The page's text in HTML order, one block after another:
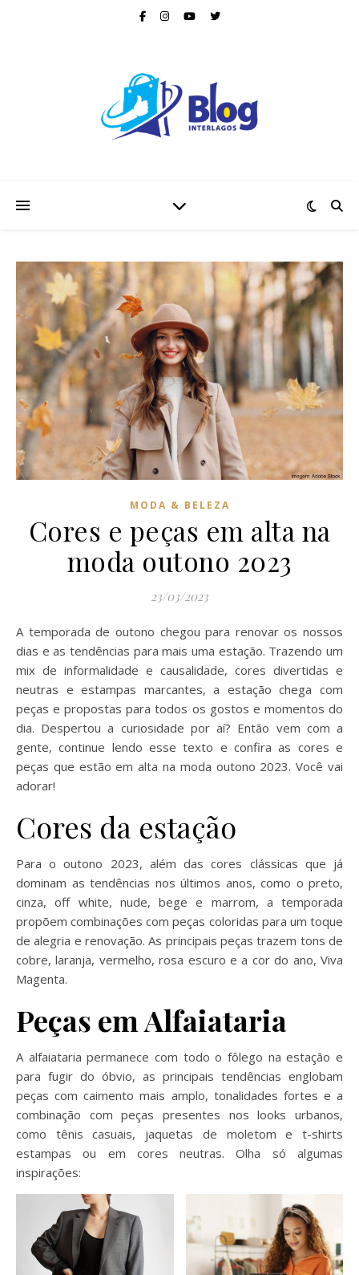
MODA & BELEZA
Cores e peças em alta na
moda outono 2023
23/03/2023
A temporada de outono chegou para renovar os nossos
dias e as tendências para mais uma estação. Trazendo um
mix de informalidade e causalidade, cores divertidas e
neutras e estampas marcantes, a estação chega com
peças e propostas para todos os gostos e momentos do
dia. Despertou a curiosidade por aí? Então vem com a
gente, continue lendo esse texto e confira as cores e
peças que estão em alta na moda outono 2023. Você vai
adorar!
Cores da estação
Para o outono 2023, além das cores clássicas que já
dominam as tendências nos últimos anos, como o preto,
cinza, off white, nude, bege e marrom, a temporada
propõem combinações com peças coloridas para um toque
de alegria e renovação. As principais peças trazem tons de
cobre, laranja, vermelho, rosa escuro e a cor do ano, Viva
Magenta.
Peças em Alfaiataria
A alfaiataria permanece com todo o fôlego na estação e
para fugir do óbvio, as principais tendências englobam
peças com caimento mais amplo, tonalidades fortes e a
combinação com peças presentes nos looks urbanos,
como tênis casuais, jaquetas de moletom e t-shirts
estampas ou em cores neutras. Olha só algumas
inspirações: